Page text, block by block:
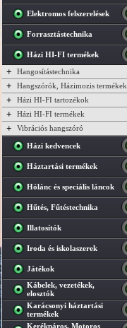
Elektromos felszerelések
Forrasztástechnika
Házi HI-FI termékek
+ Hangosítástechnika
+ Hangszórók, Házimozis termékek
+ Házi HI-FI tartozékok
+ Házi HI-FI termékek
+ Vibrációs hangszóró
Házi kedvencek
Háztartási termékek
Hólánc és speciális láncok
Hűtés, Fűtéstechnika
Illatosítók
Iroda és iskolaszerek
Játékok
Kábelek, vezetékek,
elosztók
Karácsonyi háztartási
termékek
Kerékpáros, Motoros